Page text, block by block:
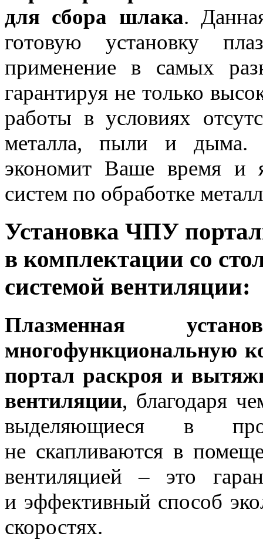
для сбора шлака.
готовую установку
применение в самых
гарантируя не только
работы в условиях
металла, пыли и дыма.
экономит Ваше время и
систем по обработке
Установка ЧПУ
в комплектации со
системой вентиляции:
Плазменная
многофункциональную
портал раскроя и
вентиляции, благодаря
выделяющиеся в
не скапливаются в
вентиляцией – это
и эффективный способ
скоростях.